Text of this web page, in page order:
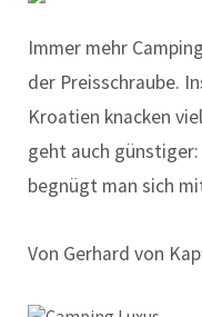
Immer mehr
der Preisschraube.
Kroatien knacken
geht auch
begnügt man sich
Von Gerhard von